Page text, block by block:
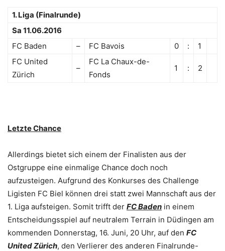
1. Liga (Finalrunde)
Sa 11.06.2016
FC Baden
– FC Bavois 0 :
1
FC United
Zürich
–
FC La Chaux-de-
Fonds
1 : 2
Letzte Chance
Allerdings bietet sich einem der Finalisten aus der
Ostgruppe eine einmalige Chance doch noch
aufzusteigen. Aufgrund des Konkurses des Challenge
Ligisten FC Biel können drei statt zwei Mannschaft aus der
1. Liga aufsteigen. Somit trifft der FC Baden in einem
Entscheidungsspiel auf neutralem Terrain in Düdingen am
kommenden Donnerstag, 16. Juni, 20 Uhr, auf den FC
United Zürich, den Verlierer des anderen Finalrunde-